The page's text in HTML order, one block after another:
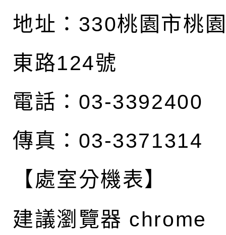
地址： 330桃園市桃
東路124號
電話：03-3392400
傳真：03-3371314
【處室分機表】
建議瀏覽器 chrome